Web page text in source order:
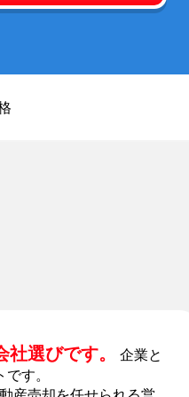
選びです。
企業と
す。